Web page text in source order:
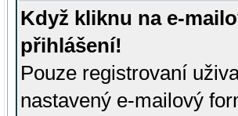
Když kliknu na e-
přihlášení!
Pouze registrovaní
nastavený e-mailový